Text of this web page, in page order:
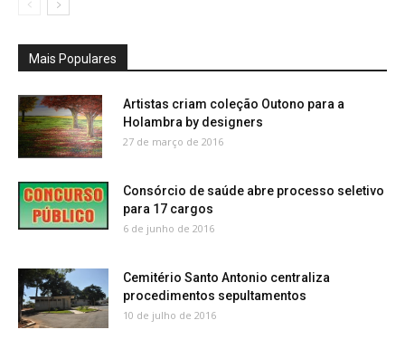
Mais Populares
Artistas criam coleção Outono para a
Holambra by designers
27 de março de 2016
Consórcio de saúde abre processo seletivo
para 17 cargos
6 de junho de 2016
Cemitério Santo Antonio centraliza
procedimentos sepultamentos
10 de julho de 2016